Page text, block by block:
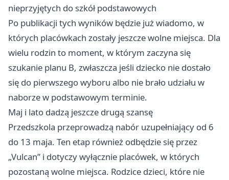
nieprzyjętych do szkół podstawowych
Po publikacji tych wyników będzie już wiadomo, w
których placówkach zostały jeszcze wolne miejsca. Dla
wielu rodzin to moment, w którym zaczyna się
szukanie planu B, zwłaszcza jeśli dziecko nie dostało
się do pierwszego wyboru albo nie brało udziału w
naborze w podstawowym terminie.
Maj i lato dadzą jeszcze drugą szansę
Przedszkola przeprowadzą nabór uzupełniający od 6
do 13 maja. Ten etap również odbędzie się przez
„Vulcan” i dotyczy wyłącznie placówek, w których
pozostaną wolne miejsca. Rodzice dzieci, które nie